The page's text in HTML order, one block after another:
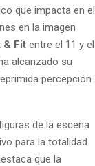
que impacta en el
en la imagen
& Fit entre el 11 y el
alcanzado su
percepción
de la escena
para la totalidad
que la